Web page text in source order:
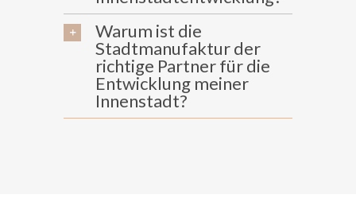
Warum ist die
Stadtmanufaktur der
richtige Partner für die
Entwicklung meiner
Innenstadt?